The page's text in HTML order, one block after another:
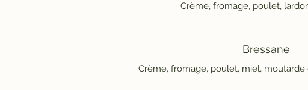
Crème, fromage, poulet,
Bressane
Crème, fromage, poulet, miel, moutarde